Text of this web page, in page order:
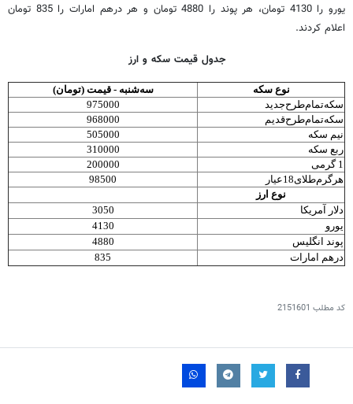
یورو را 4130 تومان، هر پوند را 4880 تومان و هر درهم امارات را 835 تومان
اعلام کردند.
جدول قیمت سکه و ارز
نوع سکه
سه‌شنبه - قیمت (تومان)
سکه‌تمام‌طرح‌جدید
975000
سکه‌تمام‌طرح‌قدیم
968000
نیم سکه
505000
ربع سکه
310000
1 گرمی
200000
هرگرم‌طلای18عیار
98500
نوع ارز
دلار آمریکا
3050
یورو
4130
پوند انگلیس
4880
درهم امارات
835
کد مطلب 2151601